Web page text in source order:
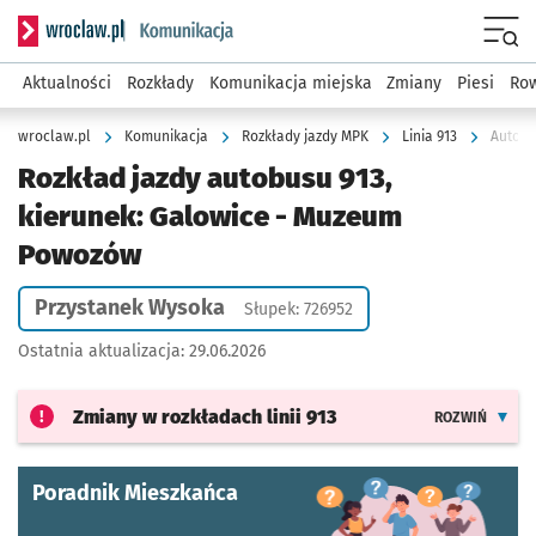
Serwis informacyjny wroclaw.pl podserwis: Komunikacja
Aktualności Rozkłady Komunikacja miejska Zmiany Piesi
wroclaw.pl Komunikacja Rozkłady jazdy MPK Linia 913
Rozkład jazdy autobusu 913,
kierunek: Galowice - Muzeum
Powozów
Przystanek Wysoka Słupek: 726952
Ostatnia aktualizacja: 29.06.2026
Zmiany w rozkładach linii 913 ROZWIŃ
Poradnik Mieszkańca